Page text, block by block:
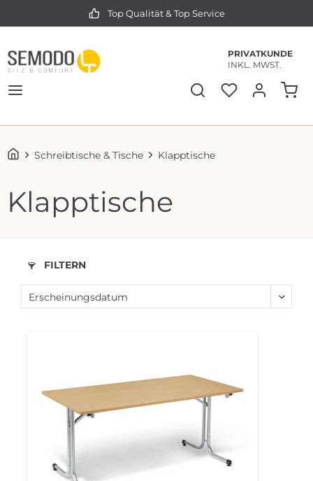
Top Qualität & Top Service
PRIVATKUNDE
INKL. MWST.
Schreibtische & Tische Klapptische
Klapptische
FILTERN